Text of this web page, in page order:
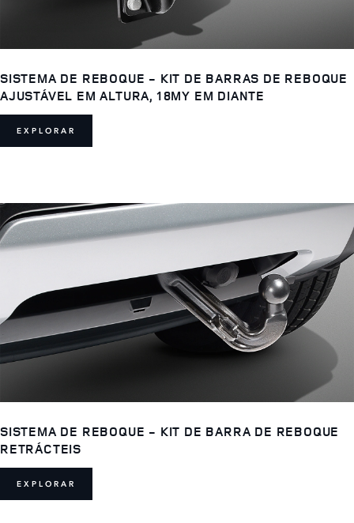
SISTEMA DE REBOQUE - KIT DE BARRAS DE REBOQUE
AJUSTÁVEL EM ALTURA, 18MY EM DIANTE
EXPLORAR
SISTEMA DE REBOQUE - KIT DE BARRA DE REBOQUE
RETRÁCTEIS
EXPLORAR